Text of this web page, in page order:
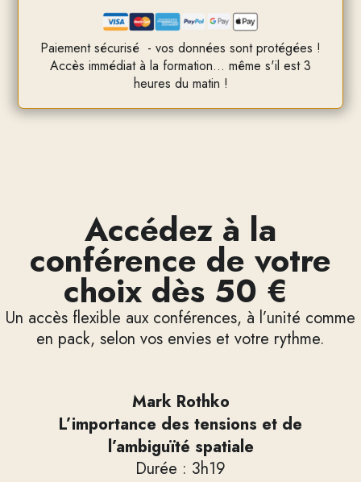
Paiement sécurisé - vos données sont protégées !
Accès immédiat à la formation... même s'il est 3
heures du matin !
Accédez à la
conférence de votre
choix dès 50 €
Un accès flexible aux conférences, à l’unité comme
en pack, selon vos envies et votre rythme.
Mark Rothko
L’importance des tensions et de
l’ambiguïté spatiale
Durée : 3h19